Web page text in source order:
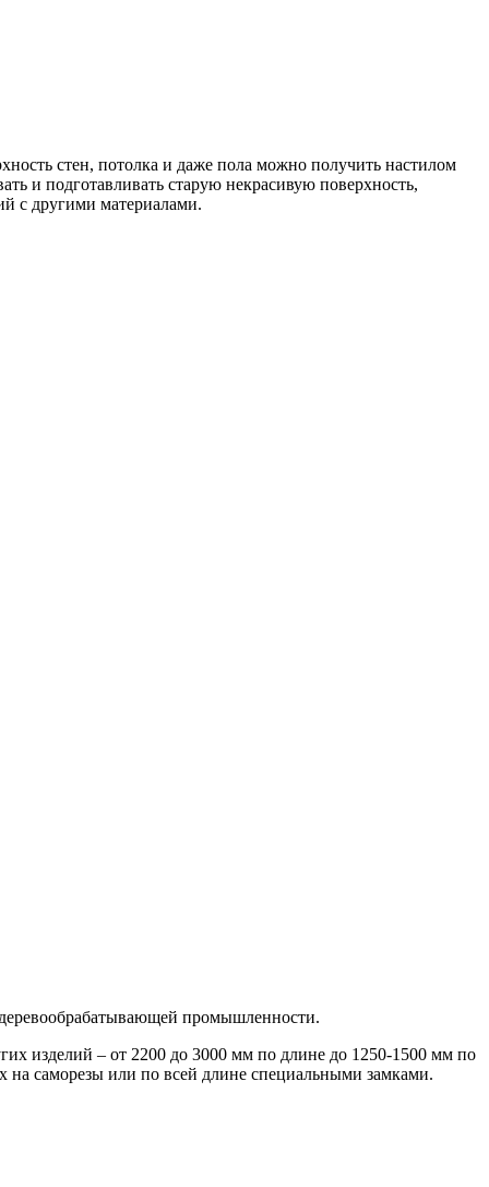
стен, потолка и даже пола можно получить настилом
и подготавливать старую некрасивую поверхность,
с другими материалами.
промышленности.
изделий – от 2200 до 3000 мм по длине до 1250-1500 мм по
на саморезы или по всей длине специальными замками.